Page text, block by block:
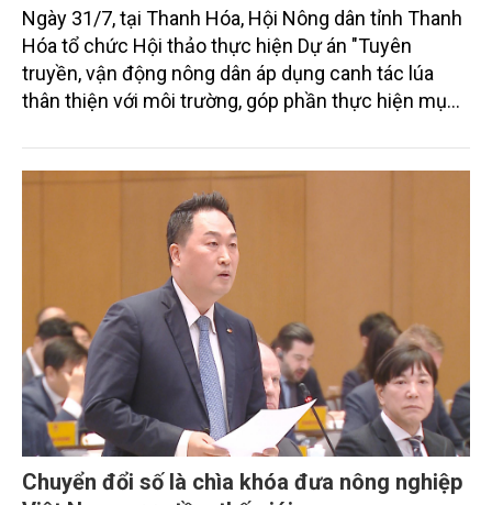
Ngày 31/7, tại Thanh Hóa, Hội Nông dân tỉnh Thanh
Hóa tổ chức Hội thảo thực hiện Dự án "Tuyên
truyền, vận động nông dân áp dụng canh tác lúa
thân thiện với môi trường, góp phần thực hiện mục
trình thu hút sự tham gia của đông đảo đại biểu đến
từ các cơ quan quản lý nhà nước, đơn vị nghiên cứu,
doanh nghiệp, hợp tác xã và nông dân đang trực
tiếp triển khai mô hình sản xuất lúa phát thải thấp.
Chuyển đổi số là chìa khóa đưa nông nghiệp